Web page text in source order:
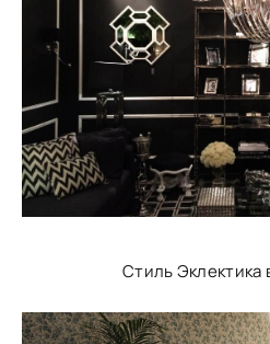
Стиль Эклектика